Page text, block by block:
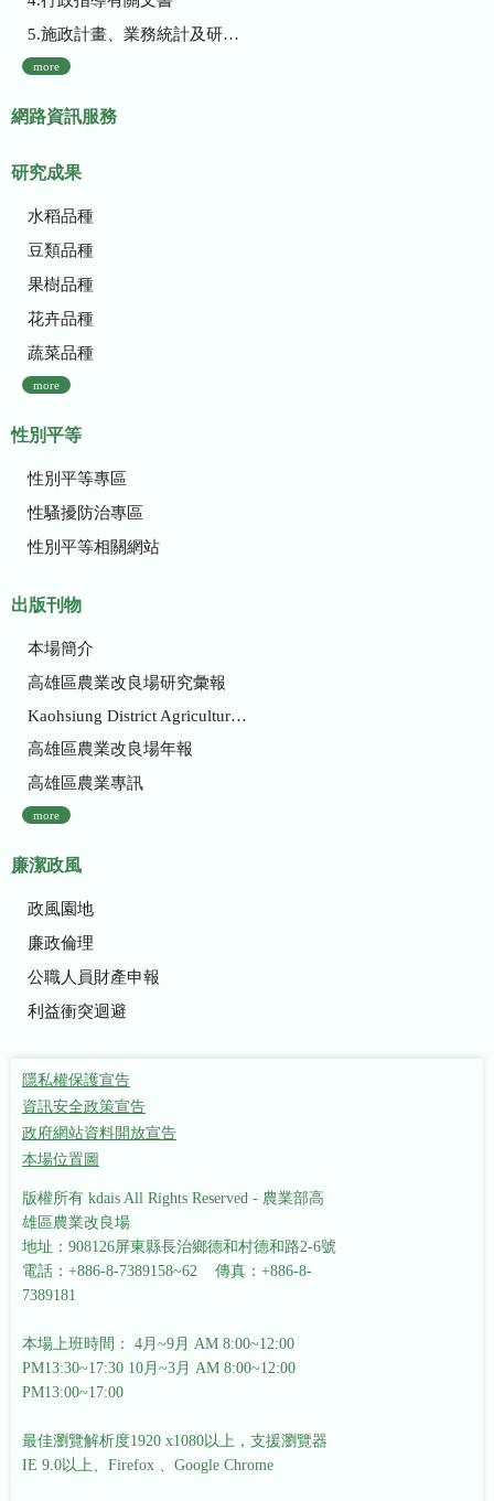
5.施政計畫、業務統計及研究報告
more
網路資訊服務
研究成果
水稻品種
豆類品種
果樹品種
花卉品種
蔬菜品種
more
性別平等
性別平等專區
性騷擾防治專區
性別平等相關網站
出版刊物
本場簡介
高雄區農業改良場研究彙報
Kaohsiung District Agricultural Research and Extension Station
高雄區農業改良場年報
高雄區農業專訊
more
廉潔政風
政風園地
廉政倫理
公職人員財產申報
利益衝突迴避
隱私權保護宣告
資訊安全政策宣告
政府網站資料開放宣告
本場位置圖
版權所有 kdais All Rights Reserved - 農業部高
雄區農業改良場
地址：908126屏東縣長治鄉德和村德和路2-6號
電話：+886-8-7389158~62 傳真：+886-8-
7389181
本場上班時間： 4月~9月 AM 8:00~12:00
PM13:30~17:30 10月~3月 AM 8:00~12:00
PM13:00~17:00
最佳瀏覽解析度1920 x1080以上，支援瀏覽器
IE 9.0以上、Firefox 、Google Chrome